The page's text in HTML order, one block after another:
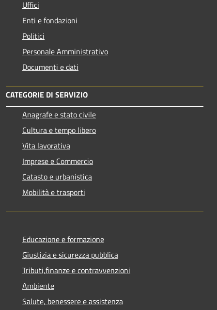
Uffici
Enti e fondazioni
Politici
Personale Amministrativo
Documenti e dati
CATEGORIE DI SERVIZIO
Anagrafe e stato civile
Cultura e tempo libero
Vita lavorativa
Imprese e Commercio
Catasto e urbanistica
Mobilità e trasporti
Educazione e formazione
Giustizia e sicurezza pubblica
Tributi,finanze e contravvenzioni
Ambiente
Salute, benessere e assistenza